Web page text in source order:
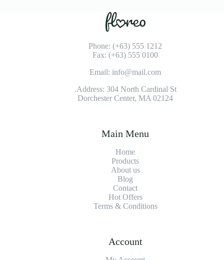
Phone: (+63) 555 1212
Fax: (+63) 555 0100
Email: info@mail.com
Address: 304 North Cardinal St.
Dorchester Center, MA 02124
Main Menu
Home
Products
About us
Blog
Contact
Hot Offers
Terms & Conditions
Account